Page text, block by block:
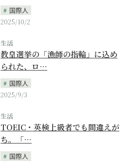
国際人
2025/10/2
生活
教皇選挙の「漁師の指輪」に込め
られた、ロ…
国際人
2025/9/3
生活
TOEIC・英検上級者でも間違えが
ち。「…
国際人